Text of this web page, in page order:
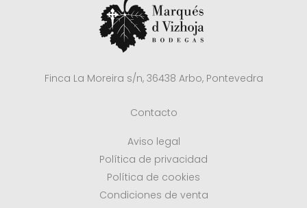
Finca La Moreira s/n, 36438 Arbo, Pontevedra
Contacto
Aviso legal
Política de privacidad
Política de cookies
Condiciones de venta